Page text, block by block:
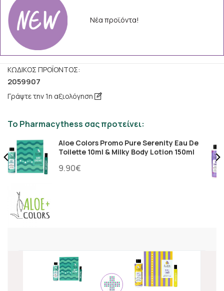
Νέα προϊόντα!
ΚΩΔΙΚΌΣ ΠΡΟΪΌΝΤΟΣ:
2059907
Γράψτε την 1η αξιολόγηση
Το Pharmacythess σας προτείνει:
Aloe Colors Promo Pure Serenity Eau De
Toilette 10ml & Milky Body Lotion 150ml
9.90€